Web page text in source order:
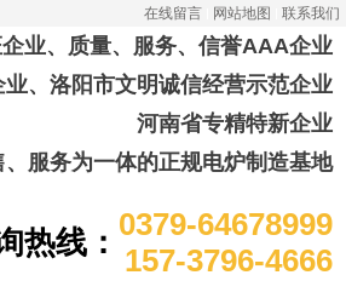
在线留言 网站地图 联系我们
业、质量、服务、信誉AAA企业
、洛阳市文明诚信经营示范企业
河南省专精特新企业
服务为一体的正规电炉制造基地
热线： 0379-64678999
157-3796-4666